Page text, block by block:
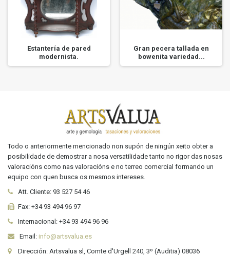
Estantería de pared
modernista.
Gran pecera tallada en
bowenita variedad...
Todo o anteriormente mencionado non supón de ningún xeito obter a
posibilidade de demostrar a nosa versatilidade tanto no rigor das nosas
valoracións como nas valoracións e no terreo comercial formando un
equipo con quen busca os mesmos intereses.
Att. Cliente: 93 527 54 46
Fax: +34 93 494 96 97
Internacional: +34 93 494 96 96
Email: info@artsvalua.es
Dirección: Artsvalua sl, Comte d'Urgell 240, 3º (Auditia) 08036